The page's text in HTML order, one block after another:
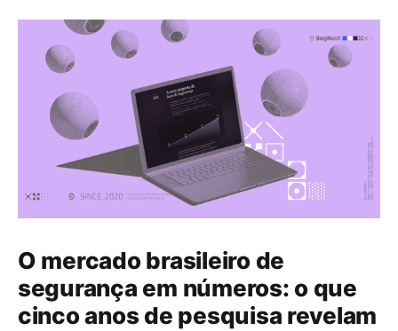
O mercado brasileiro de
segurança em números: o que
cinco anos de pesquisa revelam